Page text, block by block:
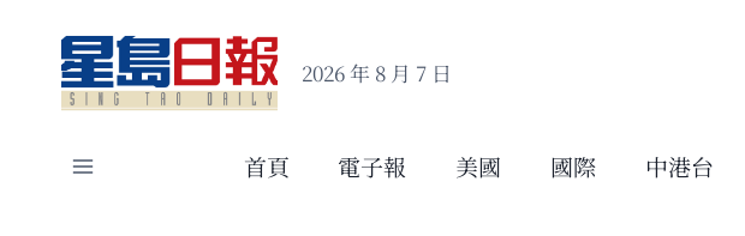
content
2026 年 8 月 7 日
首頁 電子報 美國 國際 中港台